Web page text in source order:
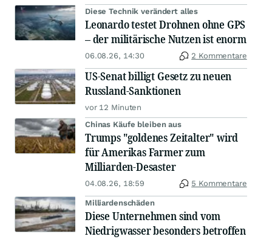
Diese Technik verändert alles
Leonardo testet Drohnen ohne GPS
– der militärische Nutzen ist enorm
06.08.26, 14:30 2 Kommentare
US-Senat billigt Gesetz zu neuen
Russland-Sanktionen
vor 12 Minuten
Chinas Käufe bleiben aus
Trumps "goldenes Zeitalter" wird
für Amerikas Farmer zum
Milliarden-Desaster
04.08.26, 18:59 5 Kommentare
Milliardenschäden
Diese Unternehmen sind vom
Niedrigwasser besonders betroffen